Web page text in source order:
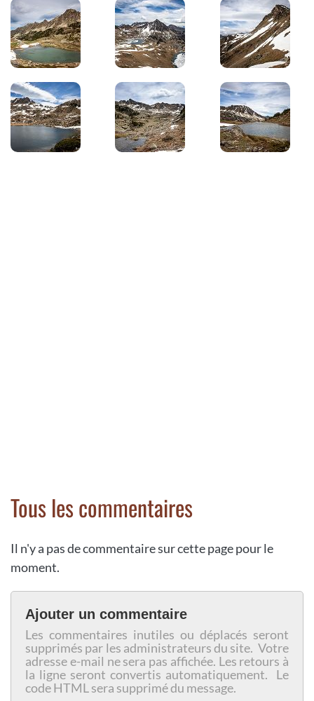
Tous les commentaires
Il n'y a pas de commentaire sur cette page pour le
moment.
Ajouter un commentaire
Les commentaires inutiles ou déplacés seront
supprimés par les administrateurs du site. Votre
adresse e-mail ne sera pas affichée. Les retours à
la ligne seront convertis automatiquement. Le
code HTML sera supprimé du message.